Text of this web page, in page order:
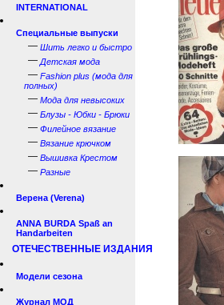
INTERNATIONAL
Специальные выпуски
— Шить легко и быстро
— Детская мода
— Fashion plus (мода для
полных)
— Мода для невысоких
— Блузы - Юбки - Брюки
— Филейное вязание
— Вязание крючком
— Вышивка Крестом
— Разные
Верена (Verena)
ANNA BURDA Spaß an
Handarbeiten
ОТЕЧЕСТВЕННЫЕ ИЗДАНИЯ
Модели сезона
Журнал МОД